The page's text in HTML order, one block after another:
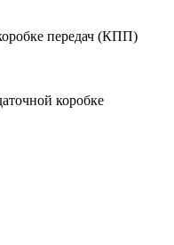
передач (КПП)
коробке